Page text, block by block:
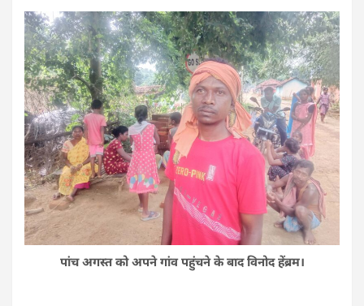
पांच अगस्त को अपने गांव पहुंचने के बाद विनोद हेंब्रम।